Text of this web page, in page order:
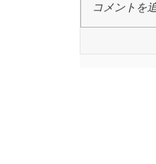
コメントを